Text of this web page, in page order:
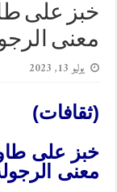
خبز على
معنى
يوليو 13, 2023
(ثقافات)
خبز على
معنى